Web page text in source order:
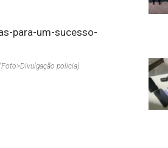
policia)